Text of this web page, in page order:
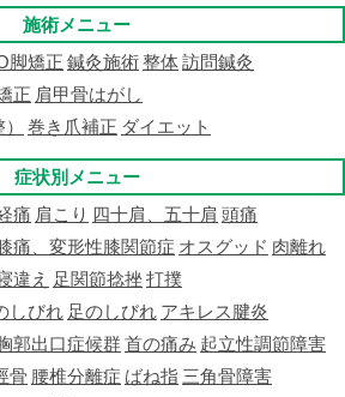
施術メニュー
脚矯正 鍼灸施術整体訪問鍼灸
正 肩甲骨はがし
巻き爪補正 ダイエット
症状別メニュー
痛 肩こり 四十肩、五十肩 頭痛
痛、変形性膝関節症 オスグッド 肉離れ
違え 足関節捻挫打撲
しびれ 足のしびれ アキレス腱炎
郭出口症候群首の痛み 起立性調節障害
骨 腰椎分離症 ばね指 三角骨障害